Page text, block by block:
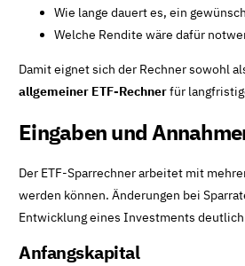
Wie lange dauert es, ein
Welche Rendite wäre dafür
Damit eignet sich der Rechner sowohl
allgemeiner ETF-Rechnerfür
Eingaben und
Der ETF-Sparrechner arbeitet mit
werden können. Änderungen bei
Entwicklung eines Investments
Anfangskapital